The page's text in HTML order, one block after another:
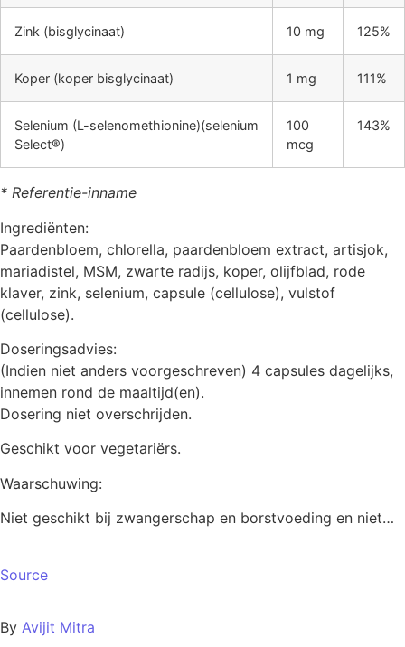
Zink (bisglycinaat) 10 mg 125%
Koper (koper bisglycinaat) 1 mg 111%
Selenium (L-selenomethionine)(selenium
Select®)
100
mcg
143%
* Referentie-inname
Ingrediënten:
Paardenbloem, chlorella, paardenbloem extract, artisjok,
mariadistel, MSM, zwarte radijs, koper, olijfblad, rode
klaver, zink, selenium, capsule (cellulose), vulstof
(cellulose).
Doseringsadvies:
(Indien niet anders voorgeschreven) 4 capsules dagelijks,
innemen rond de maaltijd(en).
Dosering niet overschrijden.
Geschikt voor vegetariërs.
Waarschuwing:
Niet geschikt bij zwangerschap en borstvoeding en niet…
Source
By Avijit Mitra